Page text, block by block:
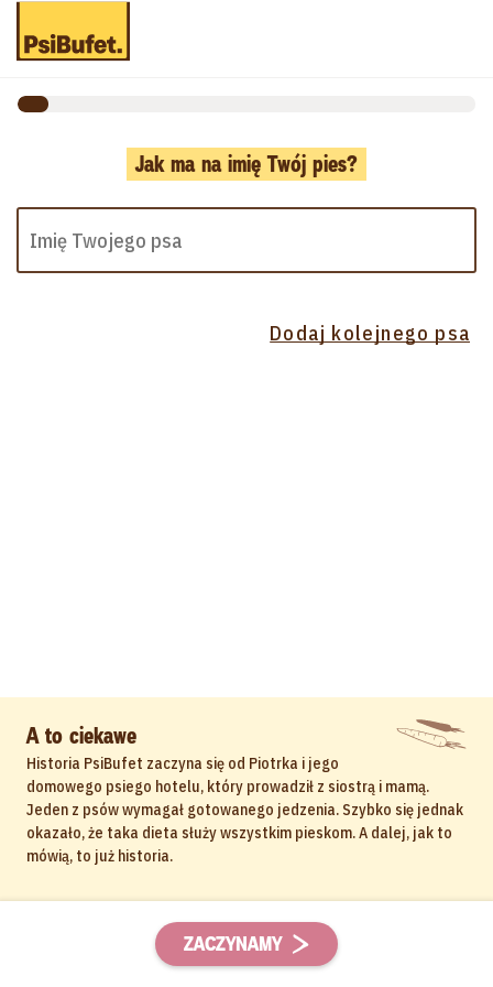
Jak ma na imię Twój pies?
Dodaj kolejnego psa
ZACZYNAMY
A to ciekawe
Historia PsiBufet zaczyna się od Piotrka i jego
domowego psiego hotelu, który prowadził z siostrą i mamą.
Jeden z psów wymagał gotowanego jedzenia. Szybko się jednak
okazało, że taka dieta służy wszystkim pieskom. A dalej, jak to
mówią, to już historia.